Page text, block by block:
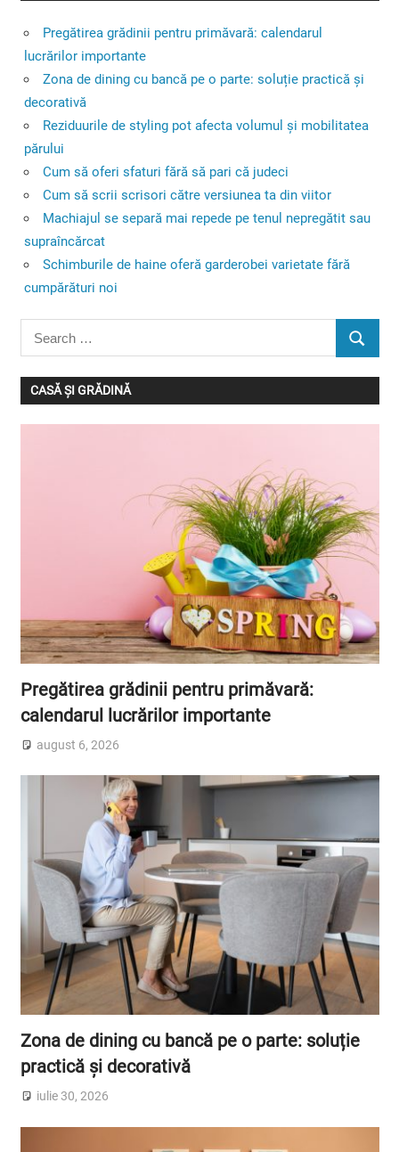
Pregătirea grădinii pentru primăvară: calendarul
lucrărilor importante
Zona de dining cu bancă pe o parte: soluție practică și
decorativă
Reziduurile de styling pot afecta volumul și mobilitatea
părului
Cum să oferi sfaturi fără să pari că judeci
Cum să scrii scrisori către versiunea ta din viitor
Machiajul se separă mai repede pe tenul nepregătit sau
supraîncărcat
Schimburile de haine oferă garderobei varietate fără
cumpărături noi
Search
for:
SEARCH
CASĂ ȘI GRĂDINĂ
Pregătirea grădinii pentru primăvară:
calendarul lucrărilor importante
august 6, 2026
Zona de dining cu bancă pe o parte: soluție
practică și decorativă
iulie 30, 2026